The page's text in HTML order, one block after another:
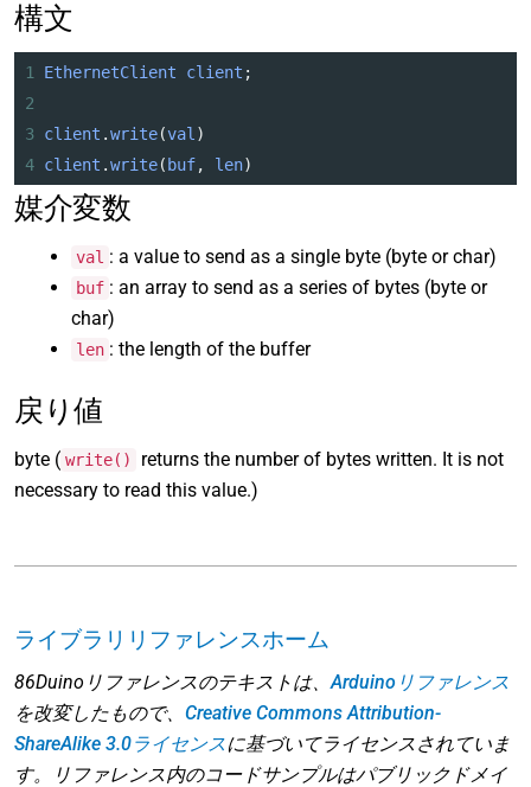
構文
1 EthernetClient client ;
2
3
client .write(val )
4 client .write( buf, len)
媒介変数
val : a value to send as a single byte (byte or char)
buf : an array to send as a series of bytes (byte or
char)
len : the length of the buffer
戻り値
byte ( write()
returns the number of bytes written. It is not
necessary to read this value.)
ライブラリリファレンスホーム
86Duinoリファレンスのテキストは、Arduinoリファレンス
を改変したもので、 Creative Commons Attribution-
ShareAlike 3.0ライセンスに基づいてライセンスされていま
す。リファレンス内のコードサンプルはパブリックドメイ